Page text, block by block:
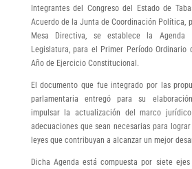
Integrantes del Congreso del Estado de
Acuerdo de la Junta de Coordinación Política,
Mesa Directiva, se establece la
Legislatura, para el Primer Período Ordinario
Año de Ejercicio Constitucional.
El documento que fue integrado por las
parlamentaria entregó para su
impulsar la actualización del marco
adecuaciones que sean necesarias para
leyes que contribuyan a alcanzar un mejor
Dicha Agenda está compuesta por siete